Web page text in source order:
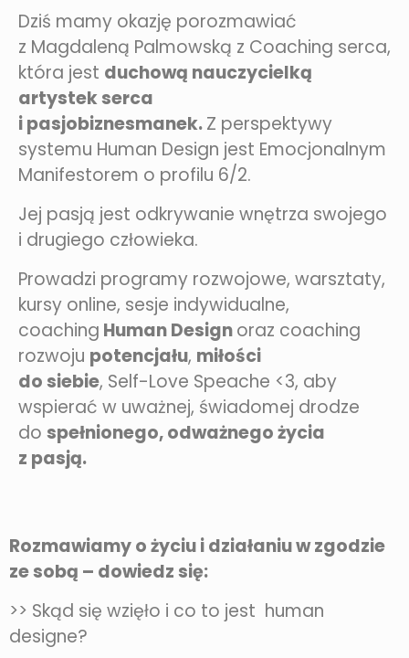
Dziś mamy okazję porozmawiać
z Magdaleną Palmowską z Coaching serca,
która jest duchową nauczycielką
artystek serca
i pasjobiznesmanek.Z perspektywy
systemu Human Design jest Emocjonalnym
Manifestorem o profilu 6/2.
Jej pasją jest odkrywanie wnętrza swojego
i drugiego człowieka.
Prowadzi programy rozwojowe, warsztaty,
kursy online, sesje indywidualne,
coaching Human Designoraz coaching
rozwoju potencjału, miłości
do siebie, Self-Love Speache <3, aby
wspierać w uważnej, świadomej drodze
do spełnionego, odważnego życia
z pasją.
Rozmawiamy o życiu i działaniu w zgodzie
ze sobą – dowiedz się:
>> Skąd się wzięło i co to jest human
designe?